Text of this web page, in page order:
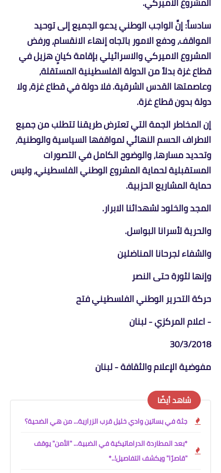
سادساً: إنَّ الواجب الوطني يدعو الجميع إلى توحيد
المواقف، ودفع الامور باتجاه إنهاء الانقسام، ورفض
المشروع الاميركي والاسرائيلي بإقامة كيانٍ هزيل في
قطاع غزة بدلاً من الدولة الفلسطينية المستقلة،
وعاصمتها القدس الشرقية. فلا دولة في قطاع غزة، ولا
دولة بدون قطاع غزة.
إن المخاطر الجمة التي تعترض طريقنا تتطلب من جميع
الاطراف الحسم النهائي لمواقفها السياسية والوطنية،
وتحديد مسارها، والوضوح الكامل في التصورات
المستقبلية لحماية المشروع الوطني الفلسطيني، وليس
حماية المشاريع الحزبية.
المجد والخلود لشهدائنا الابرار.
والحرية لأسرانا البواسل.
والشفاء لجرحانا المناضلين
وإنها لثورة حتى النصر
حركة التحرير الوطني الفلسطيني فتح
- اعلام المركزي - لبنان
30/3/2018
مفوضية الإعلام والثقافة - لبنان
شاهد أيضًا
جثة في بساتين وادي خليل قرب الزرارية... من هي الضحية؟
*بعد المطاردة الدراماتيكية في الضبية... "الأمن" يوقف
"قاصرًا" ويكشف التفاصيل!..*